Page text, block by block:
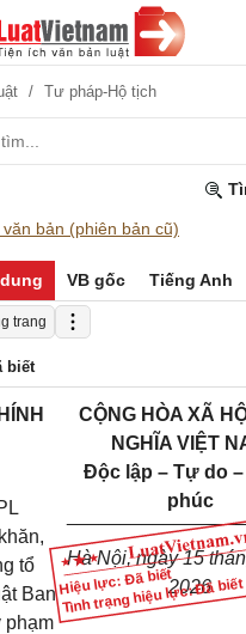
Tư pháp-Hộ tịch
bản (phiên bản cũ)
VB gốc Tiếng Anh
trang
biết
Hiệu lực: Đã biết
Tình trạng hiệu lực: Đã biết
tổ
Ban
phạm
CỘNG HÒA XÃ
NGHĨA VIỆT
Độc lập – Tự do –
phúc
_________
Hà Nội, ngày 15
2026